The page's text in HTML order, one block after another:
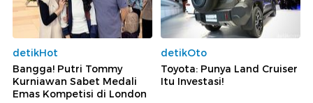
detikHot
Bangga! Putri Tommy
Kurniawan Sabet Medali
Emas Kompetisi di London
detikOto
Toyota: Punya Land Cruiser
Itu Investasi!